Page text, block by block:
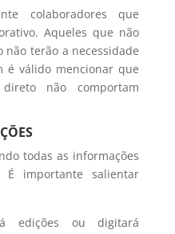
colaboradores que
Aqueles que não
não terão a necessidade
é válido mencionar que
não comportam
todas as informações
É importante salientar
edições ou digitará